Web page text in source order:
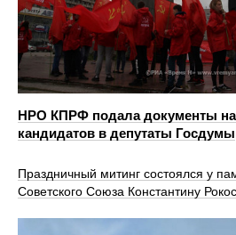
НРО КПРФ подала документы
кандидатов в депутаты Госдумы
Праздничный митинг состоялся у
Советского Союза Константину